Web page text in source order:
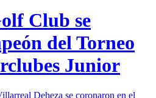
Club se
del Torneo
Junior